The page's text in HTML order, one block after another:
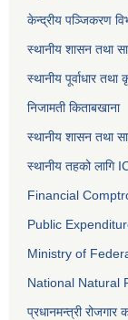
केन्द्रीय पञ्जिकरण
स्थानीय शासन तथा
स्थानीय पूर्वाधार
निजामती किताबखाना
स्थानीय शासन तथा
स्थानीय तहको लागि
Financial
Public
Ministry of
National Natural
प्रधानमन्त्री रोजगार